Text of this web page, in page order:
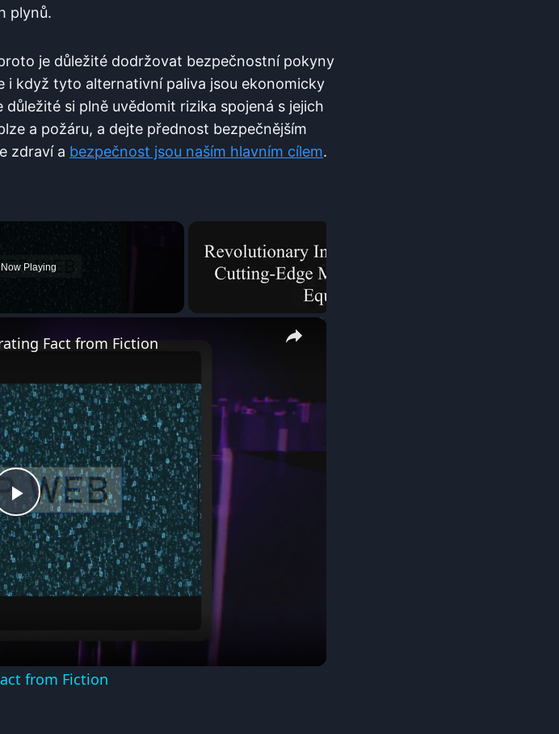
plynů.
je důležité​ dodržovat bezpečnostní pokyny
i když tyto alternativní paliva jsou ekonomicky
si⁢ plně uvědomit⁣ rizika spojená s ​jejich
a požáru,‍ a dejte ⁣přednost bezpečnějším
​zdraví a‌ bezpečnost jsou naším hlavním cílem.
Now Playing
×
Play
Video
Fact from Fiction
from Fiction